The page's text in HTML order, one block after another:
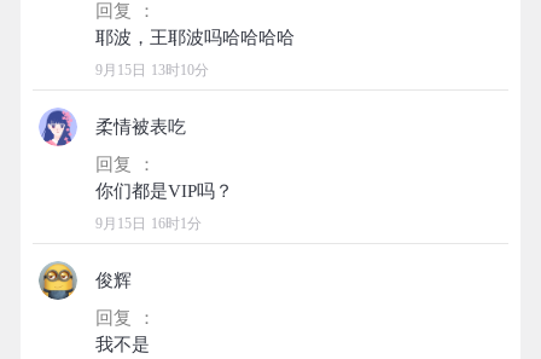
回复 ：
9月15日 13时10分
柔情被表吃
回复 ：
9月15日 16时1分
俊辉
回复 ：